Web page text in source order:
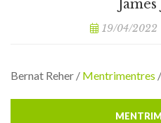
19/04/2022
Bernat Reher / Mentrimentres